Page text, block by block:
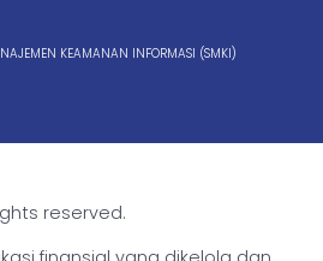
KEAMANAN INFORMASI (SMKI)
reserved.